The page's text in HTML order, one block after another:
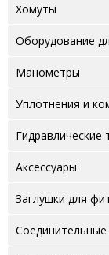
Хомуты
Оборудование
Манометры
Уплотнения и
Гидравлические
Аксессуары
Заглушки для